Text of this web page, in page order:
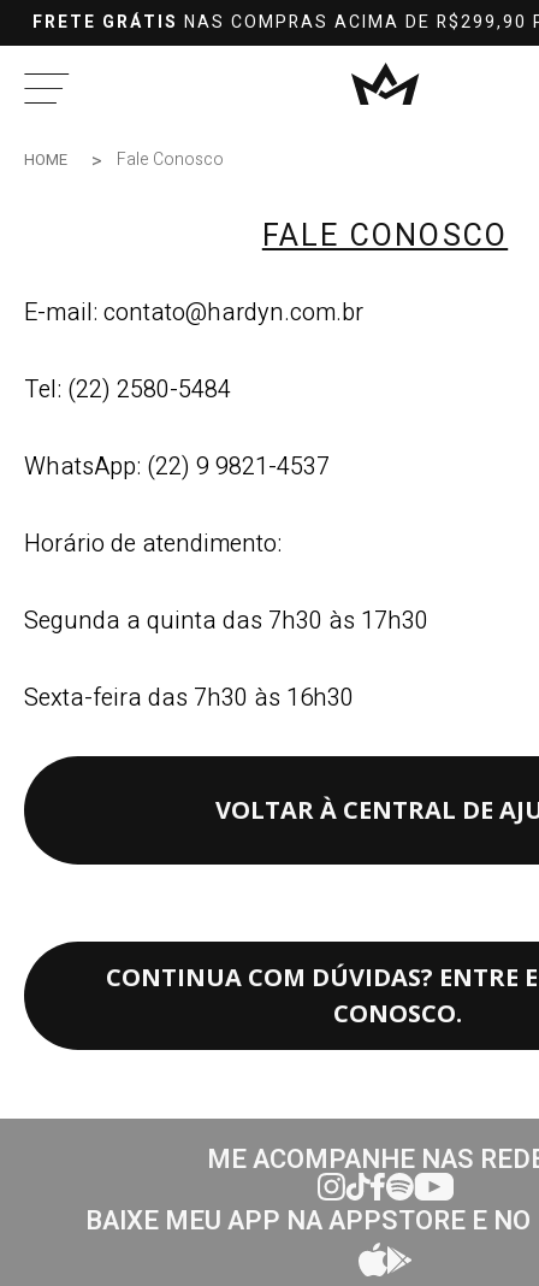
FRETE GRÁTIS NAS COMPRAS ACIMA DE R$299,90
HOME Fale Conosco
FALE CONOSCO
E-mail: contato@hardyn.com.br
Tel: (22) 2580-5484
WhatsApp: (22) 9 9821-4537
Horário de atendimento:
Segunda a quinta das 7h30 às 17h30
Sexta-feira das 7h30 às 16h30
VOLTAR À CENTRAL DE
CONTINUA COM DÚVIDAS? ENTRE
CONOSCO.
ME ACOMPANHE NAS
BAIXE MEU APP NA APPSTORE E